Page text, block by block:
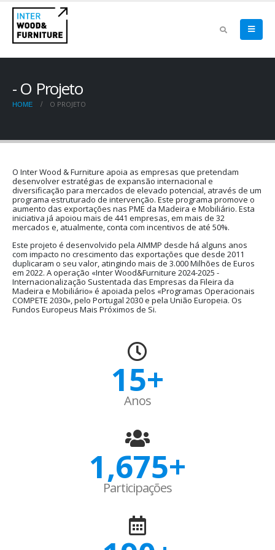
O Projeto
HOME O PROJETO
O Inter Wood & Furniture apoia as empresas que pretendam
desenvolver estratégias de expansão internacional e
diversificação para mercados de elevado potencial, através de um
programa estruturado de intervenção. Este programa promove o
aumento das exportações nas PME da Madeira e Mobiliário. Esta
iniciativa já apoiou mais de 441 empresas, em mais de 32
mercados e, atualmente, conta com incentivos de até 50%.
Este projeto é desenvolvido pela AIMMP desde há alguns anos
com impacto no crescimento das exportações que desde 2011
duplicaram o seu valor, atingindo mais de 3.000 Milhões de Euros
em 2022. A operação «Inter Wood&Furniture 2024-2025 -
Internacionalização Sustentada das Empresas da Fileira da
Madeira e Mobiliário» é apoiada pelos «Programas Operacionais
COMPETE 2030», pelo Portugal 2030 e pela União Europeia. Os
Fundos Europeus Mais Próximos de Si.
15+
Anos
1,675+
Participações